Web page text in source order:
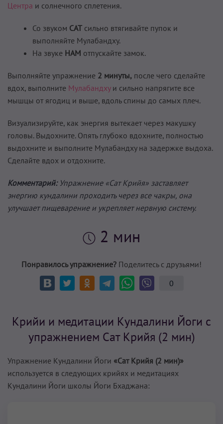
Центра и солнечного сплетения.
Со звуком САТ сильно втягивайте пупок и
выполняйте Мулабандху.
На звуке НАМ отпускайте замок.
Выполняйте упражнение 2 минуты, после чего сделайте
вдох, выполните Мулабандхуи сильно напрягите все
мышцы от ягодиц и выше, вдоль спины до самых плеч.
Визуализируйте, как энергия вытекает через макушку
головы. Выдохните. Опять глубоко вдохните, полностью
выдохните и выполните Мулабандху на задержке выдоха.
Сделайте вдох и отдохните.
Комментарий:Упражнение «Сат Крийя» заставляет
энергию кундалини проходить через все чакры, она
улучшает пищеварение и укрепляет нервную систему.
2 мин
Понравилось упражнение? Поделитесь с друзьями!
0
Крийи и медитации Кундалини Йоги с
упражнением Сат Крийя (2 мин)
Упражнение Кундалини Йоги «Сат Крийя (2 мин)»
используется в следующих крийях и медитациях
Кундалини Йоги школы Йоги Бхаджана: